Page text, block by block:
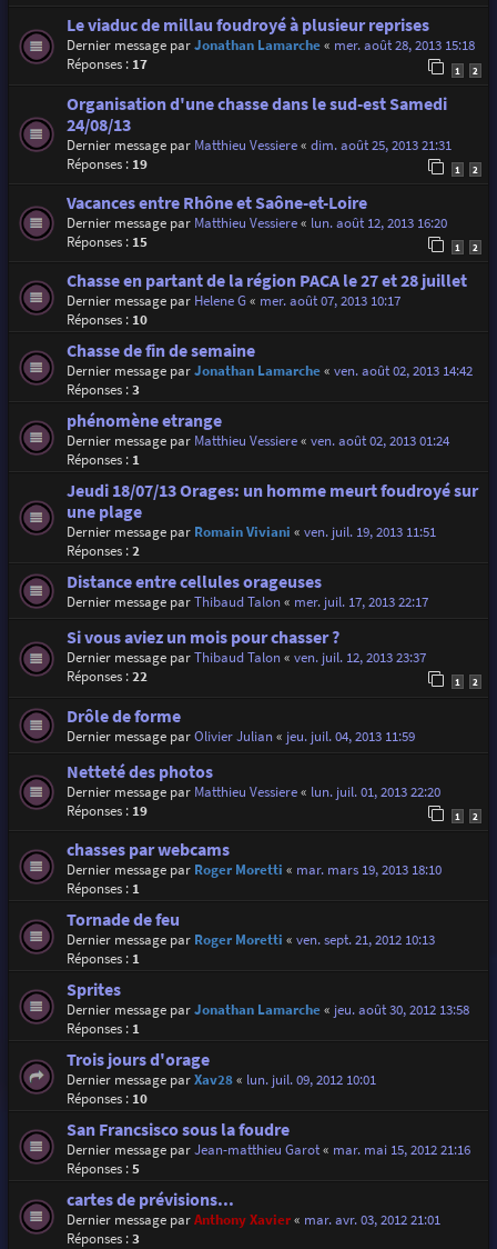
Le viaduc de millau foudroyé à plusieur reprises
Dernier message parJonathan Lamarche« mer. août 28, 2013 15:18
Réponses : 17 1 2
Organisation d'une chasse dans le sud-est Samedi
24/08/13
Dernier message par Matthieu Vessiere« dim. août 25, 2013 21:31
Réponses : 19 1 2
Vacances entre Rhône et Saône-et-Loire
Dernier message par Matthieu Vessiere« lun. août 12, 2013 16:20
Réponses : 15 1 2
Chasse en partant de la région PACA le 27 et 28 juillet
Dernier message par Helene G« mer. août 07, 2013 10:17
Réponses : 10
Chasse de fin de semaine
Dernier message parJonathan Lamarche« ven. août 02, 2013 14:42
Réponses :3
phénomène etrange
Dernier message par Matthieu Vessiere« ven. août 02, 2013 01:24
Réponses : 1
Jeudi 18/07/13 Orages: un homme meurt foudroyé sur
une plage
Dernier message par Romain Viviani « ven. juil. 19, 2013 11:51
Réponses :2
Distance entre cellules orageuses
Dernier message parThibaud Talon« mer. juil. 17, 2013 22:17
Si vous aviez un mois pour chasser ?
Dernier message parThibaud Talon« ven. juil. 12, 2013 23:37
Réponses :22 1 2
Drôle de forme
Dernier message parOlivier Julian« jeu. juil. 04, 2013 11:59
Netteté des photos
Dernier message par Matthieu Vessiere« lun. juil. 01, 2013 22:20
Réponses : 19 1 2
chasses par webcams
Dernier message par Roger Moretti « mar. mars 19, 2013 18:10
Réponses : 1
Tornade de feu
Dernier message par Roger Moretti « ven. sept. 21, 2012 10:13
Réponses : 1
Sprites
Dernier message parJonathan Lamarche« jeu. août 30, 2012 13:58
Réponses : 1
Trois jours d'orage
Dernier message parXav28« lun. juil. 09, 2012 10:01
Réponses : 10
San Francsisco sous la foudre
Dernier message parJean-matthieu Garot« mar. mai 15, 2012 21:16
Réponses :5
cartes de prévisions...
Dernier message parAnthony Xavier« mar. avr. 03, 2012 21:01
Réponses :3